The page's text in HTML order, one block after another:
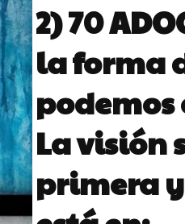
2) 70
la forma
podemos
La visión
primera